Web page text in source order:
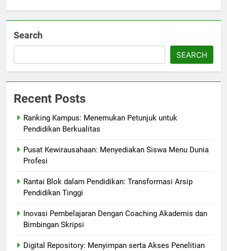
Search
SEARCH
Recent Posts
Ranking Kampus: Menemukan Petunjuk untuk
Pendidikan Berkualitas
Pusat Kewirausahaan: Menyediakan Siswa Menu Dunia
Profesi
Rantai Blok dalam Pendidikan: Transformasi Arsip
Pendidikan Tinggi
Inovasi Pembelajaran Dengan Coaching Akademis dan
Bimbingan Skripsi
Digital Repository: Menyimpan serta Akses Penelitian